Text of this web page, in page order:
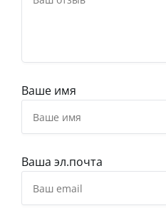
Ваше имя
Ваша эл.почта